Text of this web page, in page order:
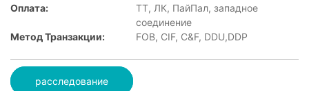
Оплата:
ТТ, ЛК, ПайПал, западное
соединение
Метод Транзакции:
FOB, CIF, C&F, DDU,DDP
расследование